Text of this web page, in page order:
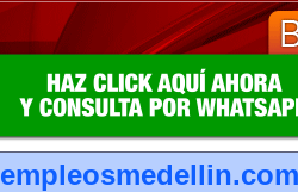
empleosmedellin.com